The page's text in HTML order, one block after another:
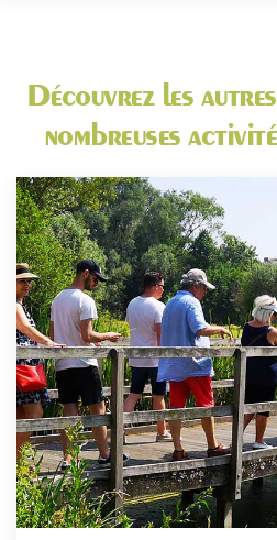
Découvrez les
nombreuses